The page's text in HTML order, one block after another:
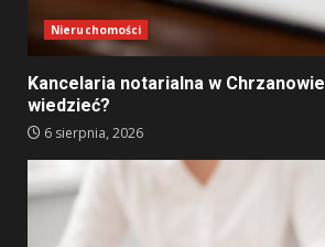
Nieruchomości
Kancelaria notarialna w
wiedzieć?
6 sierpnia, 2026